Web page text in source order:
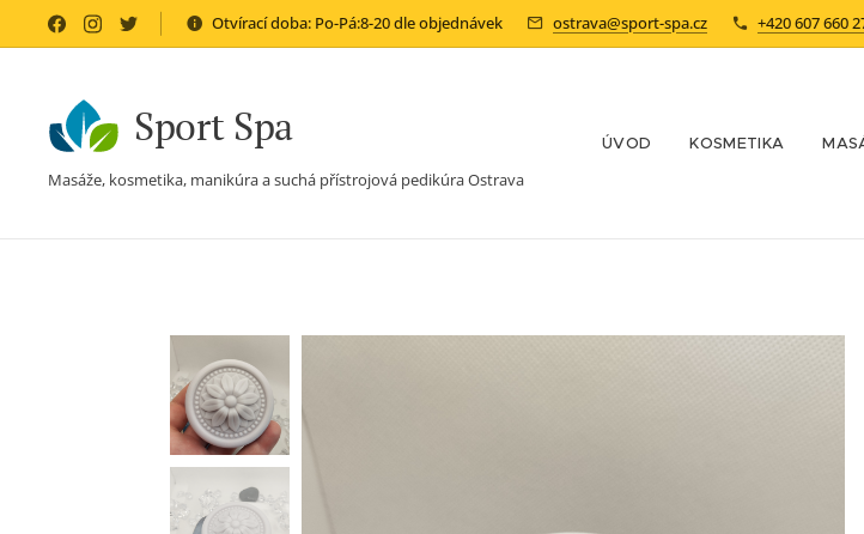
Otvírací doba: Po-Pá:8-20 dle objednávek ostrava@sport-spa.cz +420 607 660
Sport Spa
Masáže, kosmetika, manikúra a suchá přístrojová pedikúra Ostrava
ÚVOD KOSMETIKA